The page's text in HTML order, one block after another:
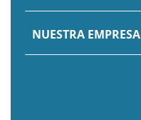
NUESTRA EMPRESA